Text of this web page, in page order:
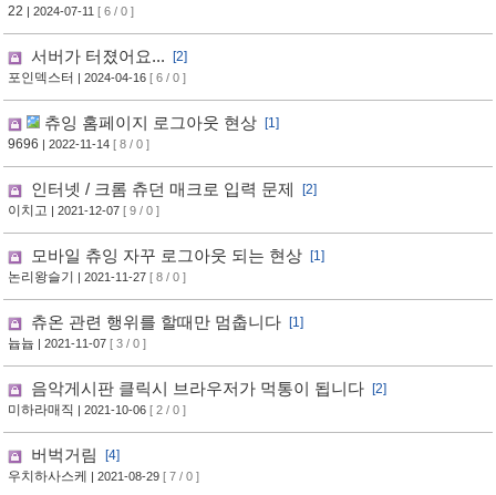
22 | 2024-07-11 [ 6 / 0 ]
서버가 터졌어요...
[2]
포인덱스터 | 2024-04-16 [ 6 / 0 ]
츄잉 홈페이지 로그아웃 현상
[1]
9696 | 2022-11-14 [ 8 / 0 ]
인터넷 / 크롬 츄던 매크로 입력 문제
[2]
이치고 | 2021-12-07 [ 9 / 0 ]
모바일 츄잉 자꾸 로그아웃 되는 현상
[1]
논리왕슬기
| 2021-11-27 [ 8 / 0 ]
츄온 관련 행위를 할때만 멈춥니다
[1]
늅늅 | 2021-11-07 [ 3 / 0 ]
음악게시판 클릭시 브라우저가 먹통이 됩니다
[2]
미하라매직 | 2021-10-06 [ 2 / 0 ]
버벅거림
[4]
우치하사스케
| 2021-08-29 [ 7 / 0 ]